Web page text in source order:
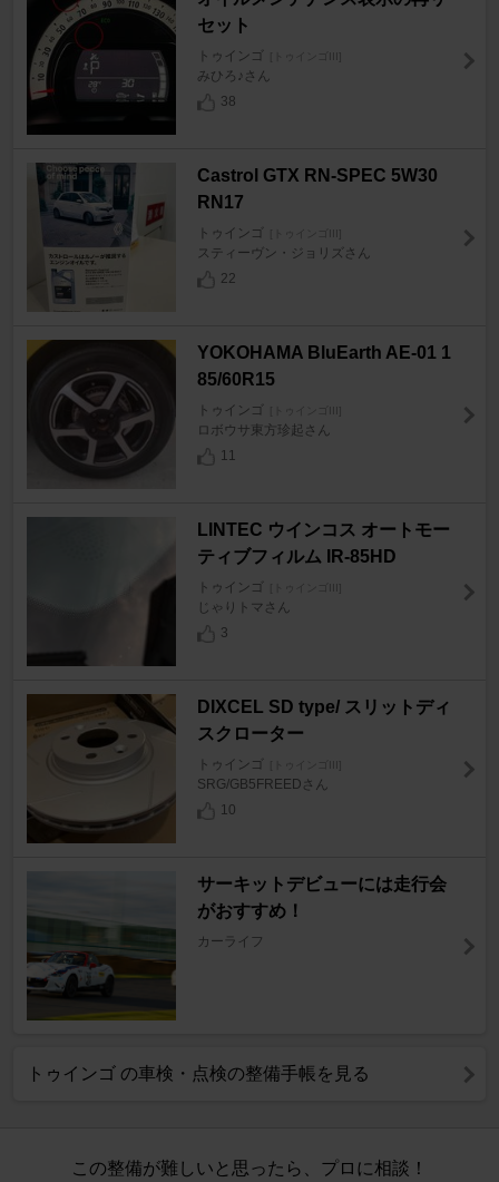
セット
トゥインゴ [トゥインゴIII]
みひろ♪さん
38
Castrol GTX RN-SPEC 5W30
RN17
トゥインゴ [トゥインゴIII]
スティーヴン・ジョリズさん
22
YOKOHAMA BluEarth AE-01 1
85/60R15
トゥインゴ [トゥインゴIII]
ロボウサ東方珍起さん
11
LINTEC ウインコス オートモー
ティブフィルム IR-85HD
トゥインゴ [トゥインゴIII]
じゃりトマさん
3
DIXCEL SD type/ スリットディ
スクローター
トゥインゴ [トゥインゴIII]
SRG/GB5FREEDさん
10
サーキットデビューには走行会
がおすすめ！
カーライフ
トゥインゴ の車検・点検の整備手帳を見る
この整備が難しいと思ったら、プロに相談！